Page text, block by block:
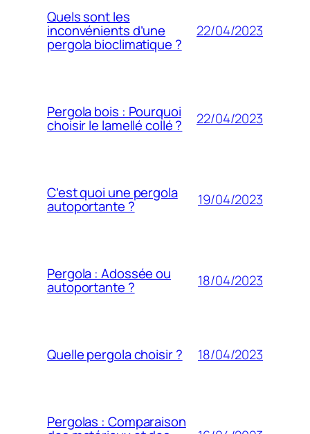
Quels sont les
inconvénients d’une
pergola bioclimatique ?
22/04/2023
Pergola bois : Pourquoi
choisir le lamellé collé ? 22/04/2023
C’est quoi une pergola
autoportante ? 19/04/2023
Pergola : Adossée ou
autoportante ? 18/04/2023
Quelle pergola choisir ? 18/04/2023
Pergolas : Comparaison